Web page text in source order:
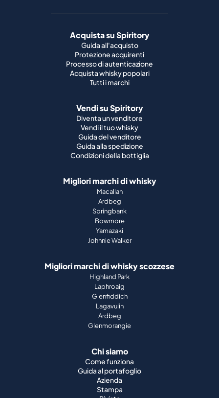
Acquista su Spiritory
Guida all'acquisto
Protezione acquirenti
Processo di autenticazione
Acquista whisky popolari
Tutti i marchi
Vendi su Spiritory
Diventa un venditore
Vendi il tuo whisky
Guida del venditore
Guida alla spedizione
Condizioni della bottiglia
Migliori marchi di whisky
Macallan
Ardbeg
Springbank
Bowmore
Yamazaki
Johnnie Walker
Migliori marchi di whisky scozzese
Highland Park
Laphroaig
Glenfiddich
Lagavulin
Ardbeg
Glenmorangie
Chi siamo
Come funziona
Guida al portafoglio
Azienda
Stampa